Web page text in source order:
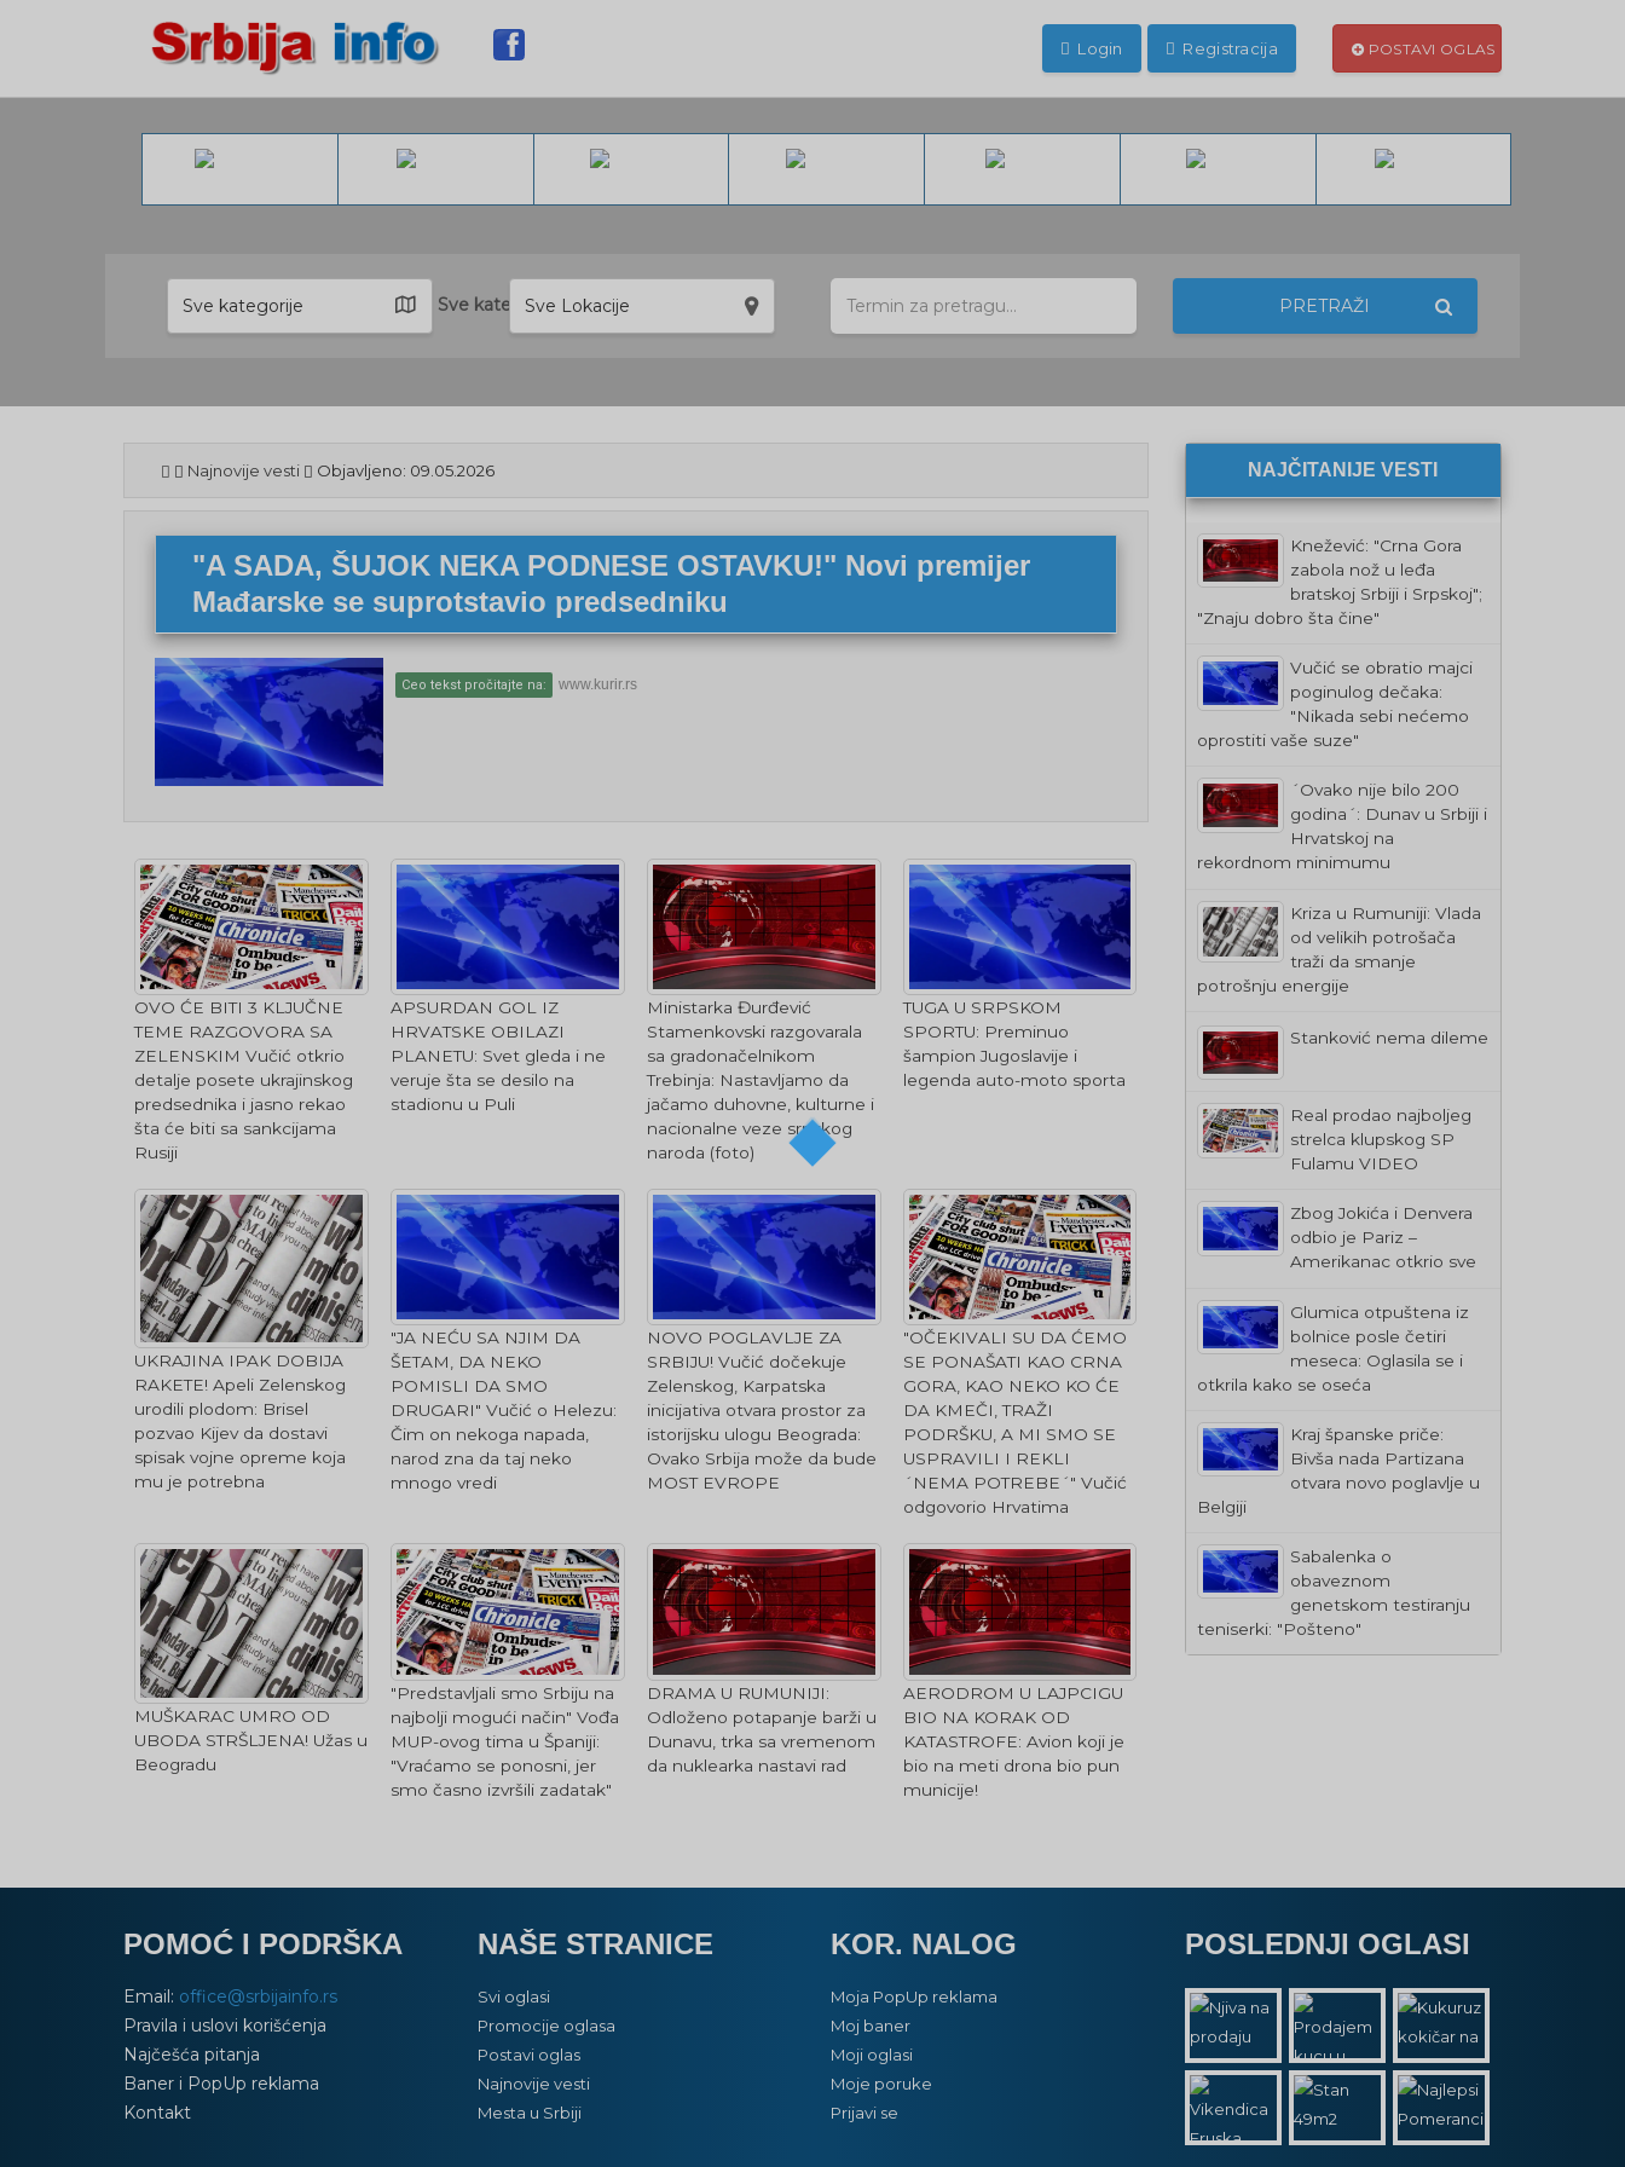
Login Registracija POSTAVI OGLAS
Sve kategorije Sve kategorijeSve Lokacije PRETRAŽI
Najnovije vesti Objavljeno: 09.05.2026
"A SADA, ŠUJOK NEKA PODNESE OSTAVKU!" Novi premijer
Mađarske se suprotstavio predsedniku
Ceo tekst pročitajte na: www.kurir.rs
OVO ĆE BITI 3 KLJUČNE
TEME RAZGOVORA SA
ZELENSKIM Vučić otkrio
detalje posete ukrajinskog
predsednika i jasno rekao
šta će biti sa sankcijama
Rusiji
APSURDAN GOL IZ
HRVATSKE OBILAZI
PLANETU: Svet gleda i ne
veruje šta se desilo na
stadionu u Puli
Ministarka Đurđević
Stamenkovski razgovarala
sa gradonačelnikom
Trebinja: Nastavljamo da
jačamo duhovne, kulturne i
nacionalne veze srpskog
naroda (foto)
TUGA U SRPSKOM
SPORTU: Preminuo
šampion Jugoslavije i
legenda auto-moto sporta
UKRAJINA IPAK DOBIJA
RAKETE! Apeli Zelenskog
urodili plodom: Brisel
pozvao Kijev da dostavi
spisak vojne opreme koja
mu je potrebna
"JA NEĆU SA NJIM DA
ŠETAM, DA NEKO
POMISLI DA SMO
DRUGARI" Vučić o Helezu:
Čim on nekoga napada,
narod zna da taj neko
mnogo vredi
NOVO POGLAVLJE ZA
SRBIJU! Vučić dočekuje
Zelenskog, Karpatska
inicijativa otvara prostor za
istorijsku ulogu Beograda:
Ovako Srbija može da bude
MOST EVROPE
"OČEKIVALI SU DA ĆEMO
SE PONAŠATI KAO CRNA
GORA, KAO NEKO KO ĆE
DA KMEČI, TRAŽI
PODRŠKU, A MI SMO SE
USPRAVILI I REKLI
´NEMA POTREBE´" Vučić
odgovorio Hrvatima
MUŠKARAC UMRO OD
UBODA STRŠLJENA! Užas u
Beogradu
"Predstavljali smo Srbiju na
najbolji mogući način" Vođa
MUP-ovog tima u Španiji:
"Vraćamo se ponosni, jer
smo časno izvršili zadatak"
DRAMA U RUMUNIJI:
Odloženo potapanje barži u
Dunavu, trka sa vremenom
da nuklearka nastavi rad
AERODROM U LAJPCIGU
BIO NA KORAK OD
KATASTROFE: Avion koji je
bio na meti drona bio pun
municije!
NAJČITANIJE VESTI
Knežević: "Crna Gora
zabola nož u leđa
bratskoj Srbiji i Srpskoj";
"Znaju dobro šta čine"
Vučić se obratio majci
poginulog dečaka:
"Nikada sebi nećemo
oprostiti vaše suze"
´Ovako nije bilo 200
godina´: Dunav u Srbiji i
Hrvatskoj na
rekordnom minimumu
Kriza u Rumuniji: Vlada
od velikih potrošača
traži da smanje
potrošnju energije
Stanković nema dileme
Real prodao najboljeg
strelca klupskog SP
Fulamu VIDEO
Zbog Jokića i Denvera
odbio je Pariz –
Amerikanac otkrio sve
Glumica otpuštena iz
bolnice posle četiri
meseca: Oglasila se i
otkrila kako se oseća
Kraj španske priče:
Bivša nada Partizana
otvara novo poglavlje u
Belgiji
Sabalenka o
obaveznom
genetskom testiranju
teniserki: "Pošteno"
POMOĆ I PODRŠKA
Email: office@srbijainfo.rs
Pravila i uslovi korišćenja
Najčešća pitanja
Baner i PopUp reklama
Kontakt
NAŠE STRANICE
Svi oglasi
Promocije oglasa
Postavi oglas
Najnovije vesti
Mesta u Srbiji
KOR. NALOG
Moja PopUp reklama
Moj baner
Moji oglasi
Moje poruke
Prijavi se
POSLEDNJI OGLASI